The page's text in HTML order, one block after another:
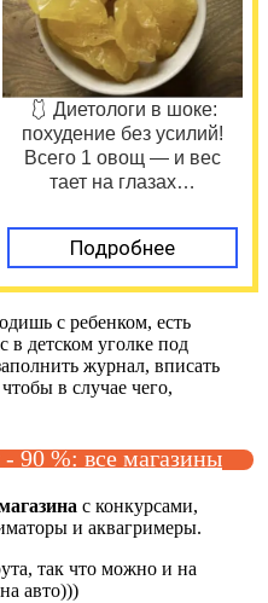
🩱 Диетологи в шоке:
похудение без усилий!
Всего 1 овощ — и вес
тает на глазах…
Подробнее
с ребенком, есть
в детском уголке под
журнал, вписать
в случае чего,
90 %: все магазины
с конкурсами,
и аквагримеры.
так что можно и на
авто)))